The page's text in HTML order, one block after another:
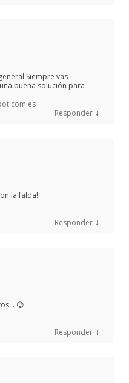
vas
buena solución para
Responder ↓
la falda!
Responder ↓
😉
Responder ↓